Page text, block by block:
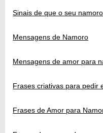
Sinais de que o seu
Mensagens de Namoro
Mensagens de amor para
Frases criativas para pedir
Frases de Amor para